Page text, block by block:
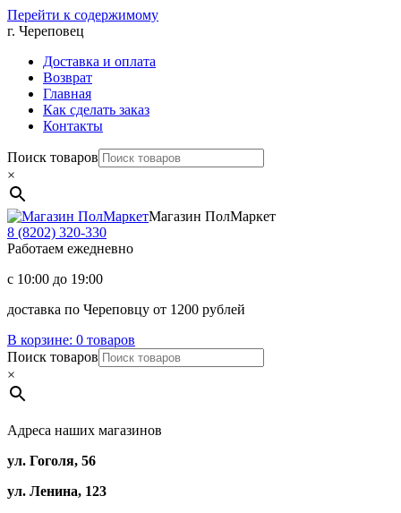
Перейти к содержимому
г. Череповец
Доставка и оплата
Возврат
Главная
Как сделать заказ
Контакты
Поиск товаров
×
Магазин ПолМаркет
8 (8202) 320-330
Работаем ежедневно
с 10:00 до 19:00
доставка по Череповцу от 1200 рублей
В корзине: 0 товаров
Поиск товаров
×
Адреса наших магазинов
ул. Гоголя, 56
ул. Ленина, 123